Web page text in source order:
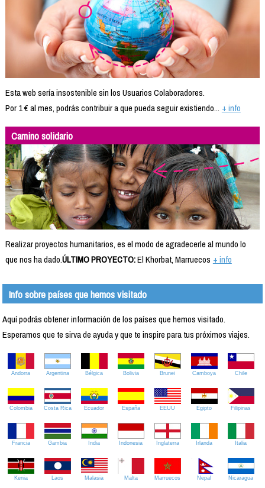
Esta web sería insostenible sin los Usuarios Colaboradores.
Por 1 € al mes, podrás contribuir a que pueda seguir existiendo... + info
Camino solidario
Realizar proyectos humanitarios, es el modo de agradecerle al mundo lo
que nos ha dado.ÚLTIMO PROYECTO:El Khorbat, Marruecos + info
Info sobre países que hemos visitado
Aquí podrás obtener información de los países que hemos visitado.
Esperamos que te sirva de ayuda y que te inspire para tus próximos viajes.
Andorra Argentina Bélgica Bolivia Brunei Camboya Chile
Colombia Costa Rica Ecuador España EEUU Egipto Filipinas
Francia Gambia India Indonesia Inglaterra Irlanda Italia
Kenia Laos Malasia Malta Marruecos Nepal Nicaragua